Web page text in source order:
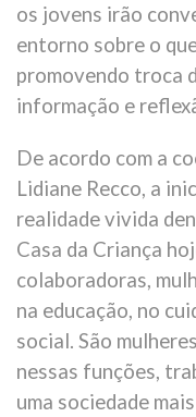
os jovens irão
entorno sobre o
promovendo troca
informação e
De acordo com a
Lidiane Recco, a
realidade vivida
Casa da Criança
colaboradoras,
na educação, no
social. São
nessas funções,
uma sociedade